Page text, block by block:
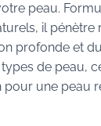
peau.
il
profonde et
de peau,
pour une peau